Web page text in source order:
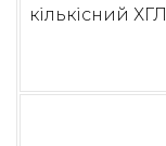
кількісний ХГЛ